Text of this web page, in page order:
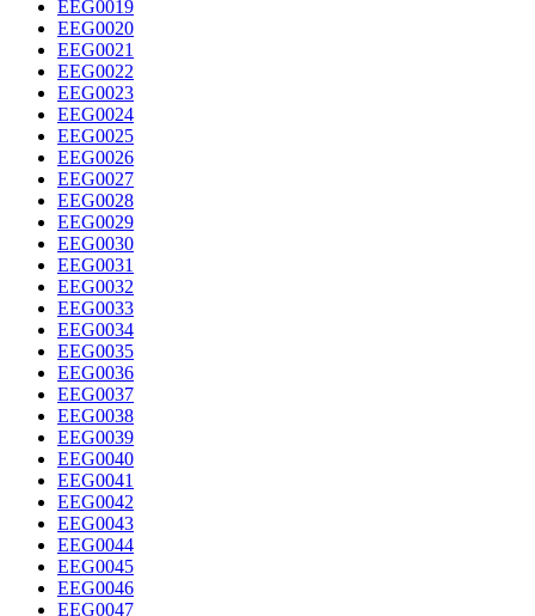
EEG0019
EEG0020
EEG0021
EEG0022
EEG0023
EEG0024
EEG0025
EEG0026
EEG0027
EEG0028
EEG0029
EEG0030
EEG0031
EEG0032
EEG0033
EEG0034
EEG0035
EEG0036
EEG0037
EEG0038
EEG0039
EEG0040
EEG0041
EEG0042
EEG0043
EEG0044
EEG0045
EEG0046
EEG0047